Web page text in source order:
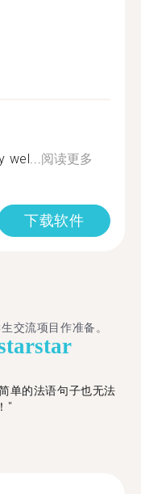
wel...阅读更多
下载软件
交流项目作准备。
star
单的法语句子也无法
"